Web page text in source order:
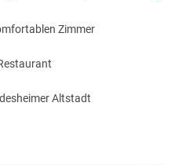
Zimmer
Altstadt